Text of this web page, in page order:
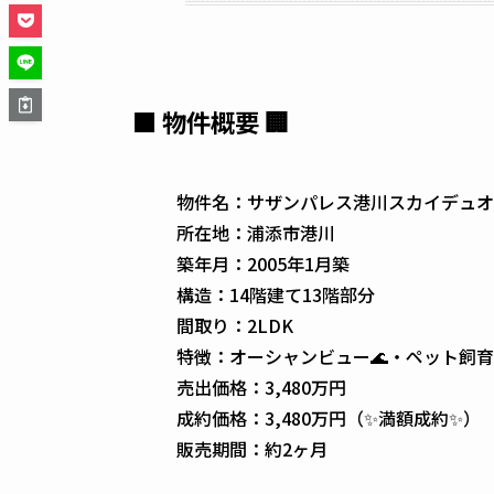
■ 物件概要 🏢
物件名：サザンパレス港川スカイデュ
所在地：浦添市港川
築年月：2005年1月築
構造：14階建て13階部分
間取り：2LDK
特徴：オーシャンビュー🌊・ペット飼
売出価格：3,480万円
成約価格：3,480万円（✨満額成約✨）
販売期間：約2ヶ月